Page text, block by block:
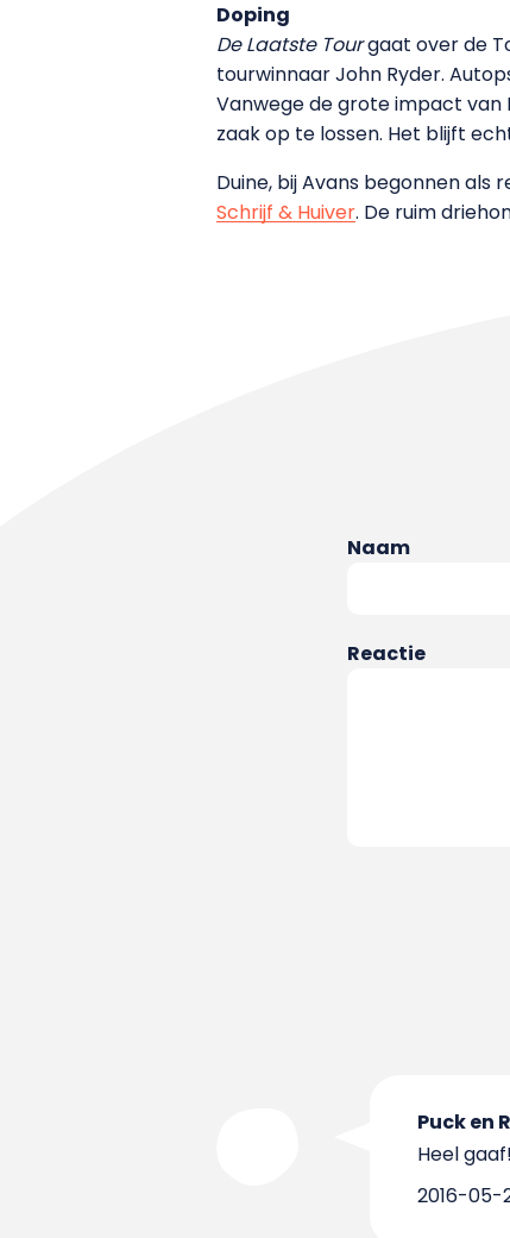
Doping
De Laatste Tourgaat over de
tourwinnaar John Ryder.
Vanwege de grote impact van
zaak op te lossen. Het blijft
Duine, bij Avans begonnen als
Schrijf & Huiver. De ruim
Naam
Reactie
Puck en
Heel
2016-05-